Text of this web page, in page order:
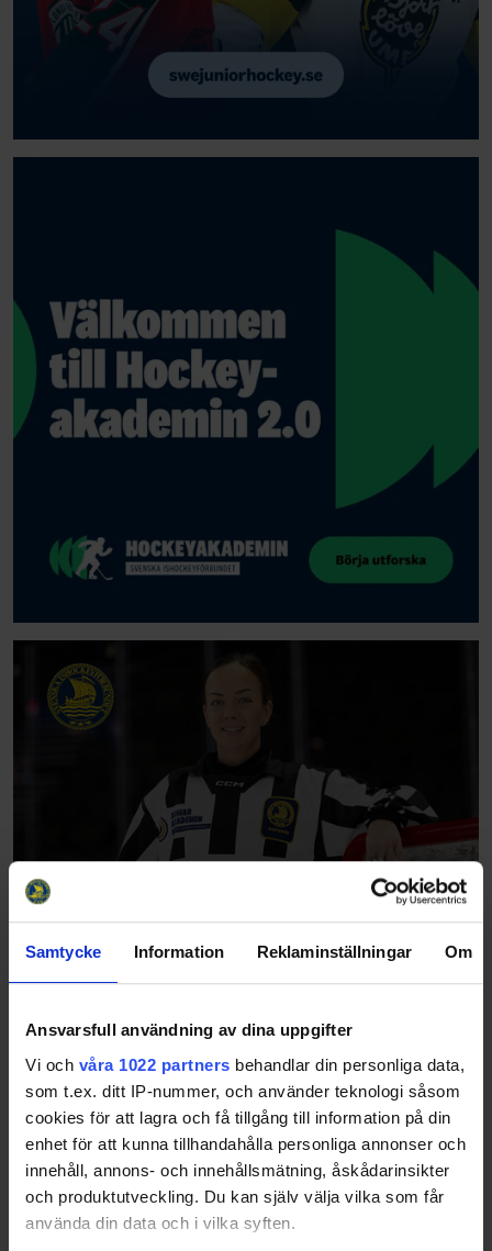
Samtycke Information Reklaminställningar Om
Ansvarsfull användning av dina uppgifter
Vi och våra 1022 partners behandlar din personliga data,
som t.ex. ditt IP-nummer, och använder teknologi såsom
cookies för att lagra och få tillgång till information på din
enhet för att kunna tillhandahålla personliga annonser och
innehåll, annons- och innehållsmätning, åskådarinsikter
och produktutveckling. Du kan själv välja vilka som får
använda din data och i vilka syften.